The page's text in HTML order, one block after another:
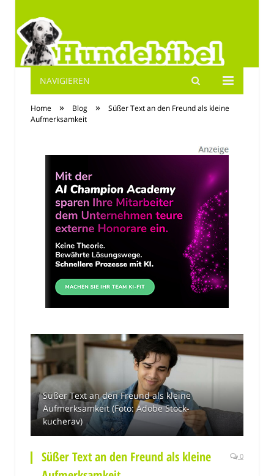
Hundebibel.de
NAVIGIEREN
Home » Blog »
Süßer Text an den Freund als kleine
Aufmerksamkeit
Süßer Text an den Freund als kleine
Aufmerksamkeit (Foto: Adobe Stock-
kucherav)
Süßer Text an den Freund als kleine
0